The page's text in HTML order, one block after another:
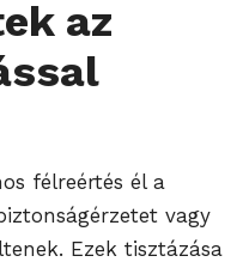
az
félreértés él a
vagy
Ezek tisztázása